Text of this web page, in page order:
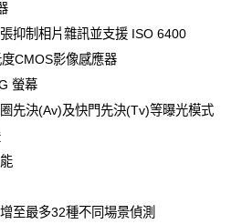
抑制相片雜訊並支援 ISO 6400
CMOS影像感應器
螢幕
先決(Av)及快門先決(Tv)等曝光模式
至最多32種不同場景偵測